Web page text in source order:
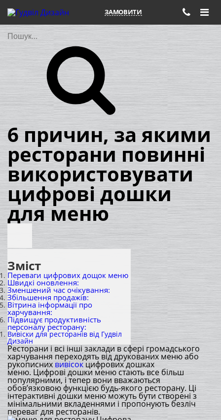
ЗАМОВИТИ
Пошук
6 причин, за якими
ресторани повинні
використовувати
цифрові дошки
для меню
Зміст
Переваги цифрових дощок меню
Швидкі оновлення:
Зменшений час очікування:
Збільшення продажів:
Вітрина інформації про
харчування:
Підвищує продуктивність
персоналу ресторану:
Вивіски для ресторанів від Гудвіл
Дизайн
Ресторани і всі інші заклади в сфері громадського
харчування переходять від друкованих меню або
рукописних вивісок цифрових дошках
меню. Цифрові дошки меню стають все більш
популярними, і тепер вони вважаються
обов’язковою функцією будь-якого ресторану. Ці
інтерактивні дошки меню можуть бути створені з
мінімальними вкладеннями і пропонують безліч
переваг для ресторанів.